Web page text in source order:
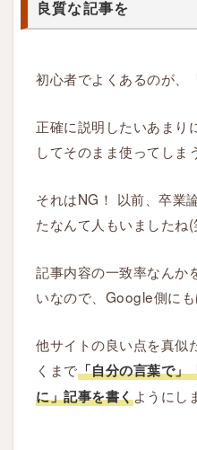
要
中
心
良
質
記
事
1.5
イ
ン
ト
良質な記事を
初心者でよくあるのが、
正確に説明したいあまり
してそのまま使ってしま
それはNG！ 以前、卒業
たなんて人もいましたね(
記事内容の一致率なんか
いなので、Google側にも
他サイトの良い点を真似
くまで「自分の言葉で」
に」記事を書くようにし